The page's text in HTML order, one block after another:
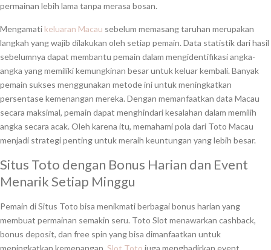
permainan lebih lama tanpa merasa bosan.
Mengamati keluaran Macau sebelum memasang taruhan merupakan
langkah yang wajib dilakukan oleh setiap pemain. Data statistik dari hasil
sebelumnya dapat membantu pemain dalam mengidentifikasi angka-
angka yang memiliki kemungkinan besar untuk keluar kembali. Banyak
pemain sukses menggunakan metode ini untuk meningkatkan
persentase kemenangan mereka. Dengan memanfaatkan data Macau
secara maksimal, pemain dapat menghindari kesalahan dalam memilih
angka secara acak. Oleh karena itu, memahami pola dari Toto Macau
menjadi strategi penting untuk meraih keuntungan yang lebih besar.
Situs Toto dengan Bonus Harian dan Event
Menarik Setiap Minggu
Pemain di Situs Toto bisa menikmati berbagai bonus harian yang
membuat permainan semakin seru. Toto Slot menawarkan cashback,
bonus deposit, dan free spin yang bisa dimanfaatkan untuk